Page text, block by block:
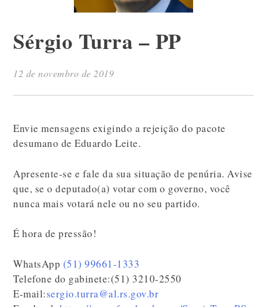
Sérgio Turra – PP
12 de novembro de 2019
Envie mensagens exigindo a rejeição do pacote
desumano de Eduardo Leite.
Apresente-se e fale da sua situação de penúria. Avise
que, se o deputado(a) votar com o governo, você
nunca mais votará nele ou no seu partido.
É hora de pressão!
WhatsApp (51) 99661-1333
Telefone do gabinete:(51) 3210-2550
E-mail:sergio.turra@al.rs.gov.br